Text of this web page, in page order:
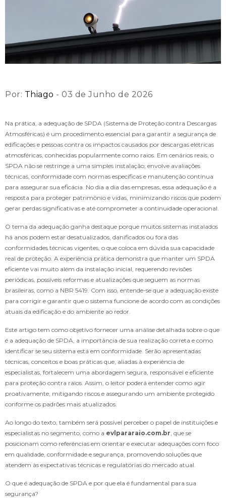
Por: Thiago - 03 de Junho de 2026
Na prática, a adequação de SPDA (Sistema de Proteção contra Descargas
Atmosféricas) é um procedimento essencial para garantir a segurança de
edificações e pessoas contra os impactos causados por descargas elétricas
atmosféricas, conhecidas popularmente como raios. Em cenários reais, o
SPDA não se restringe a uma simples instalação; envolve avaliações
técnicas, conformidade com normas específicas e manutenção contínua
para assegurar sua eficácia. No dia a dia das empresas, essa adequação é a
resposta para proteger patrimônio e vidas, minimizando riscos que podem
gerar perdas significativas e até comprometer a continuidade operacional.
O tema da adequação ganha destaque porque muitos sistemas instalados
há anos podem estar desatualizados, danificados ou fora das
conformidades técnicas vigentes, o que coloca em dúvida sua capacidade
real de proteção. A experiência prática demonstra que manter um SPDA
eficiente vai muito além da instalação inicial, requerendo revisões
periódicas, possíveis reformas e atualizações que seguem as normas
brasileiras, como a NBR 5419. Com isso, entende-se que a adequação existe
para corrigir e garantir que o sistema funcione de acordo com as condições
atuais da edificação e do ambiente ao redor.
Este artigo tem como objetivo fornecer uma análise detalhada sobre o que
é a adequação de SPDA, a importância de sua realização correta e como
identificar se seu sistema está em conformidade. Serão apresentadas
técnicas, conceitos e boas práticas que, aliadas à experiência de
especialistas, fortalecem uma abordagem segura, responsável e eficiente
para proteção contra raios. Assim, o leitor poderá entender como agir
proativamente, mitigando riscos e assegurando um ambiente protegido
conforme os padrões mais atualizados.
Ao longo do texto, também será possível perceber o papel de instituições e
especialistas no segmento, como a evlpararaio.com.br, que se
posicionam como referências em orientar e executar adequações com foco
em qualidade, conformidade e segurança, promovendo soluções que
atendem às expectativas técnicas e regulatórias do mercado atual.
O que é adequação de SPDA e por que ela é fundamental para sua
segurança?